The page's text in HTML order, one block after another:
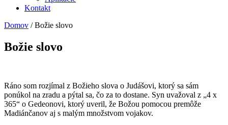
Kontakt
Domov /Božie slovo
Božie slovo
Ráno som rozjímal z Božieho slova o Judášovi, ktorý sa sám
ponúkol na zradu a pýtal sa, čo za to dostane. Syn uvažoval z „4 x
365“ o Gedeonovi, ktorý uveril, že Božou pomocou premôže
Madiánčanov aj s malým množstvom vojakov.